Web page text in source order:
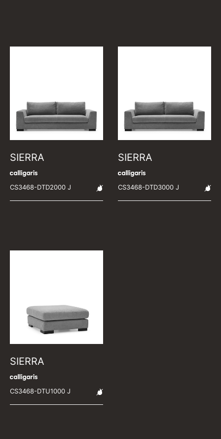
SIERRA
CS3468-DTD2000 J
SIERRA
CS3468-DTD3000 J
SIERRA
CS3468-DTU1000 J